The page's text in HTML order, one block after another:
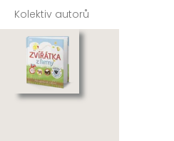
Kolektiv autorů